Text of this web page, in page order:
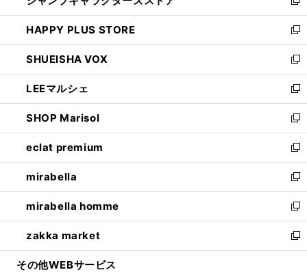
ン
ド
ウ
で
開
く
い
ウ
ィ
ン
ド
ウ
で
開
く
新
し
い
ウ
ィ
ン
ド
ウ
で
開
く
HAPPY PLUS STORE
新
し
い
ウ
ィ
ン
ド
ウ
で
開
く
SHUEISHA VOX
新
し
い
ウ
ィ
ン
ド
ウ
で
開
く
LEEマルシェ
新
し
い
ウ
ィ
ン
ド
ウ
で
開
く
SHOP Marisol
新
し
い
ウ
ィ
ン
ド
ウ
で
開
eclat premium
新
し
い
ウ
ィ
ン
ド
ウ
mirabella
新
し
い
ウ
ィ
ン
mirabella homme
新
し
い
ウ
zakka market
新
し
その他WEBサービス